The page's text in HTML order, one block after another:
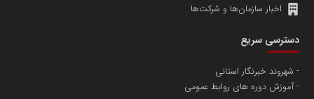
تامین آهن اسفنجی تولیدکنندگان فولاد در کشور
اخبار سازمان‌ها و شرکت‌ها
دسترسی سریع
شهروند خبرنگار استانی
آموزش دوره های روابط عمومی